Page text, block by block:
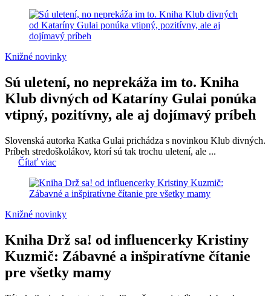
Knižné novinky
Sú uletení, no neprekáža im to. Kniha
Klub divných od Kataríny Gulai ponúka
vtipný, pozitívny, ale aj dojímavý príbeh
Slovenská autorka Katka Gulai prichádza s novinkou Klub divných.
Príbeh stredoškolákov, ktorí sú tak trochu uletení, ale ...
Čítať viac
Knižné novinky
Kniha Drž sa! od influencerky Kristiny
Kuzmič: Zábavné a inšpiratívne čítanie
pre všetky mamy